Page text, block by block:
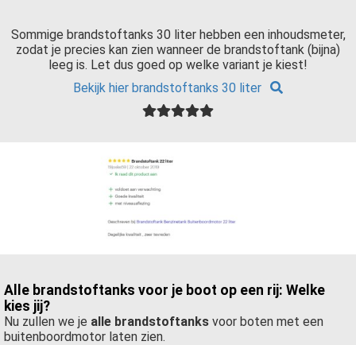
Sommige brandstoftanks 30 liter hebben een inhoudsmeter,
zodat je precies kan zien wanneer de brandstoftank (bijna)
leeg is. Let dus goed op welke variant je kiest!
Bekijk hier brandstoftanks 30 liter
Alle brandstoftanks voor je boot op een rij: Welke
kies jij?
Nu zullen we je alle brandstoftanks voor boten met een
buitenboordmotor laten zien.